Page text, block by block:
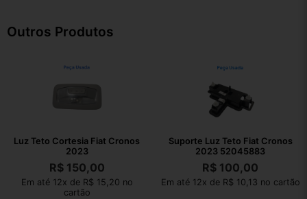
Outros Produtos
Luz Teto Cortesia Fiat Cronos
2023
R$150,00
Em até 12x de R$ 15,20 no
cartão
Suporte Luz Teto Fiat Cronos
2023 52045883
R$ 100,00
Em até 12x de R$ 10,13 no cartão